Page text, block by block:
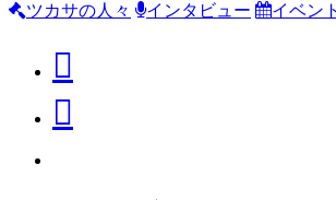
ツカサの人々 インタビュー イベン